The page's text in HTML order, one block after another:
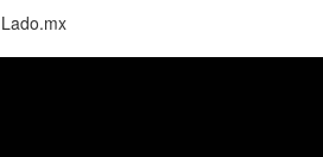
Lado.mx